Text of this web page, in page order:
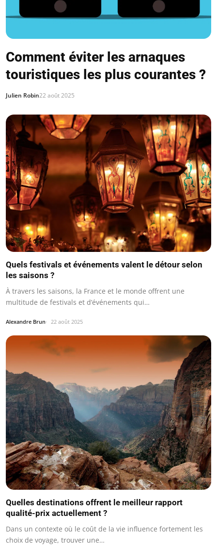
Comment éviter les arnaques
touristiques les plus courantes ?
Julien Robin22 août 2025
Quels festivals et événements valent le détour selon
les saisons ?
À travers les saisons, la France et le monde offrent une
multitude de festivals et d’événements qui…
Alexandre Brun 22 août 2025
Quelles destinations offrent le meilleur rapport
qualité-prix actuellement ?
Dans un contexte où le coût de la vie influence fortement les
choix de voyage, trouver une…